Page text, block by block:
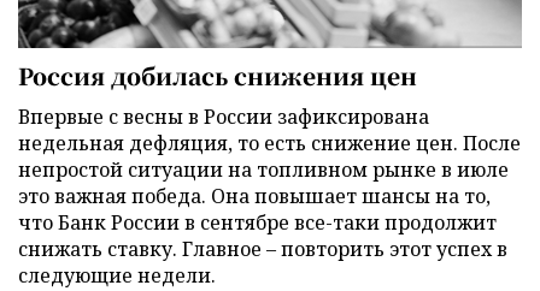
Россия добилась снижения цен
Впервые с весны в России зафиксирована
недельная дефляция, то есть снижение цен. После
непростой ситуации на топливном рынке в июле
это важная победа. Она повышает шансы на то,
что Банк России в сентябре все-таки продолжит
снижать ставку. Главное – повторить этот успех в
следующие недели.